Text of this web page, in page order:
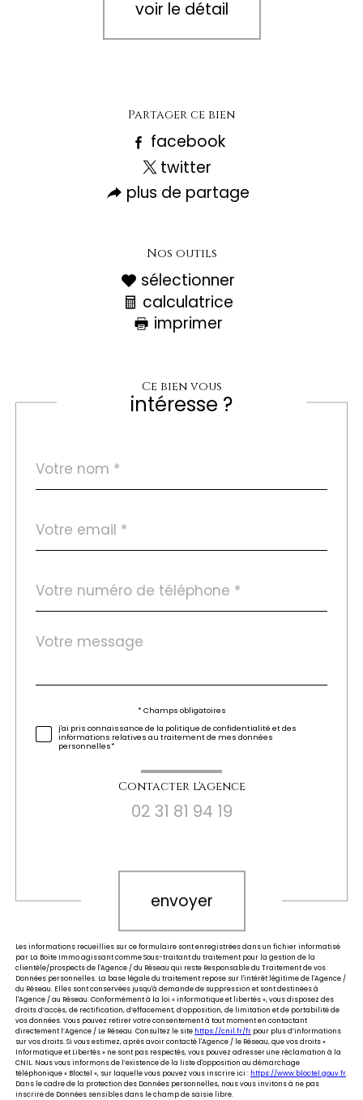
voir le détail
Partager ce bien
facebook
twitter
plus de partage
Nos outils
sélectionner
calculatrice
imprimer
Ce bien vous
intéresse ?
par
*
*
*
Fieldset
Message
*
* Champs obligatoires
j'ai pris connaissance de la politique de confidentialité et des
informations relatives au traitement de mes données
personnelles*
Contacter l'agence
02 31 81 94 19
envoyer
Les informations recueillies sur ce formulaire sont enregistrées dans un fichier informatisé
par La Boite Immo agissant comme Sous-traitant du traitement pour la gestion de la
clientèle/prospects de l'Agence / du Réseau qui reste Responsable du Traitement de vos
Données personnelles. La base légale du traitement repose sur l'intérêt légitime de l'Agence /
du Réseau. Elles sont conservées jusqu'à demande de suppression et sont destinées à
l'Agence / au Réseau. Conformément à la loi « informatique et libertés », vous disposez des
droits d’accès, de rectification, d’effacement, d’opposition, de limitation et de portabilité de
vos données. Vous pouvez retirer votre consentement à tout moment en contactant
directement l’Agence / Le Réseau. Consultez le site https://cnil.fr/fr pour plus d’informations
sur vos droits. Si vous estimez, après avoir contacté l'Agence / le Réseau, que vos droits «
Informatique et Libertés » ne sont pas respectés, vous pouvez adresser une réclamation à la
CNIL. Nous vous informons de l’existence de la liste d'opposition au démarchage
téléphonique « Bloctel », sur laquelle vous pouvez vous inscrire ici : https://www.bloctel.gouv.fr.
Dans le cadre de la protection des Données personnelles, nous vous invitons à ne pas
inscrire de Données sensibles dans le champ de saisie libre.